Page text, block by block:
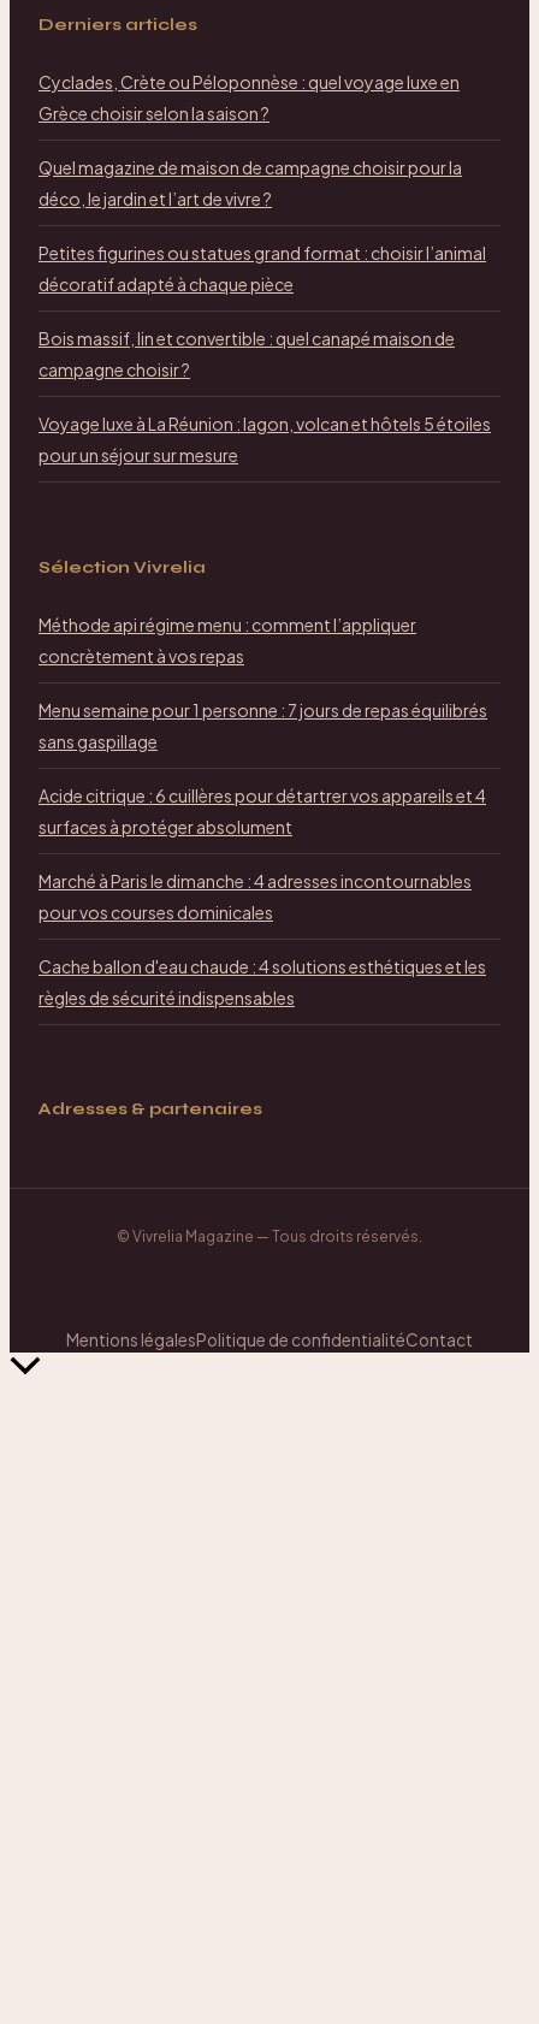
Derniers articles
Cyclades, Crète ou Péloponnèse : quel voyage luxe en
Grèce choisir selon la saison ?
Quel magazine de maison de campagne choisir pour la
déco, le jardin et l’art de vivre ?
Petites figurines ou statues grand format : choisir l’animal
décoratif adapté à chaque pièce
Bois massif, lin et convertible : quel canapé maison de
campagne choisir ?
Voyage luxe à La Réunion : lagon, volcan et hôtels 5 étoiles
pour un séjour sur mesure
Sélection Vivrelia
Méthode api régime menu : comment l’appliquer
concrètement à vos repas
Menu semaine pour 1 personne : 7 jours de repas équilibrés
sans gaspillage
Acide citrique : 6 cuillères pour détartrer vos appareils et 4
surfaces à protéger absolument
Marché à Paris le dimanche : 4 adresses incontournables
pour vos courses dominicales
Cache ballon d'eau chaude : 4 solutions esthétiques et les
règles de sécurité indispensables
Adresses & partenaires
© Vivrelia Magazine — Tous droits réservés.
Mentions légalesPolitique de confidentialitéContact